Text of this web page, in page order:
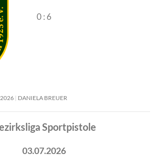
0 : 6
2026 DANIELA BREUER
Sportpistole
03.07.2026